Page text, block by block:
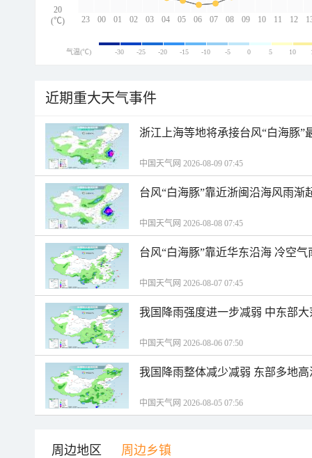
23 00 01 02 03 04 05 06 07 08 09 10 11 12
20
(℃)
气温(℃) -30 -25 -20 -15 -10 -5 0 5 10
近期重大天气事件
浙江上海等地将承接台风“白海豚”
中国天气网 2026-08-09 07:45
台风“白海豚”靠近浙闽沿海风雨渐
中国天气网 2026-08-08 07:45
台风“白海豚”靠近华东沿海 冷空
中国天气网 2026-08-07 07:45
我国降雨强度进一步减弱 中东部
中国天气网 2026-08-06 07:50
我国降雨整体减少减弱 东部多地
中国天气网 2026-08-05 07:56
周边地区 周边乡镇